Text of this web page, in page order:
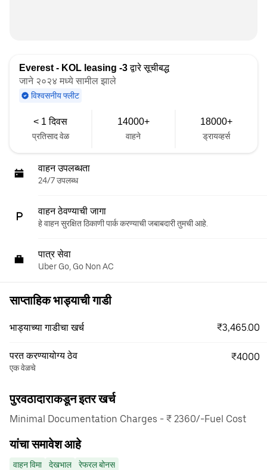
Everest - KOL leasing -3द्वारे सूचीबद्ध
जाने २०२४ मध्ये सामील झाले
विश्वसनीय फ्लीट
< 1 दिवस
प्रतिसाद वेळ
14000+
वाहने
18000+
ड्रायव्हर्स
वाहन उपलब्धता
24/7 उपलब्ध
वाहन ठेवण्याची जागा
हे वाहन सुरक्षित ठिकाणी पार्क करण्याची जबाबदारी तुमची आहे.
पात्र सेवा
Uber Go, Go Non AC
साप्ताहिक भाड्याची गाडी
भाड्याच्या गाडीचा खर्च ₹3,465.00
परत करण्यायोग्य ठेव
एक वेळचे
₹4000
पुरवठादाराकडून इतर खर्च
Minimal Documentation Charges - ₹ 2360/-Fuel Cost
यांचा समावेश आहे
वाहन विमा देखभाल रेफरल बोनस